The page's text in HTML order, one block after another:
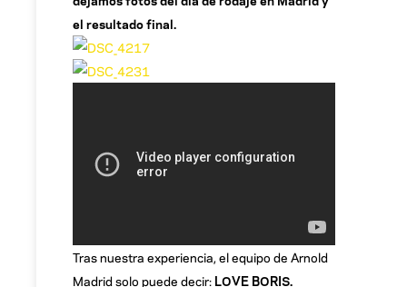
el resultado final.
Tras nuestra experiencia, el equipo de Arnold
Madrid solo puede decir: LOVE BORIS.